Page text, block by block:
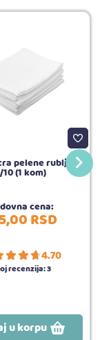
pelene rubljena,
10 (1 kom)
cena:
00RSD
4.70
recenzija:3
u korpu